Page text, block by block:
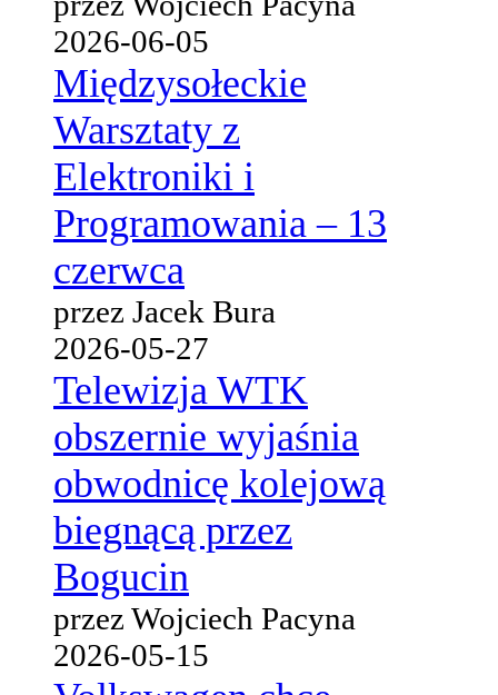
2026-06-05
Międzysołeckie
Warsztaty z
Elektroniki i
Programowania – 13
czerwca
przez Jacek Bura
2026-05-27
Telewizja WTK
obszernie wyjaśnia
obwodnicę kolejową
biegnącą przez
Bogucin
przez Wojciech Pacyna
2026-05-15